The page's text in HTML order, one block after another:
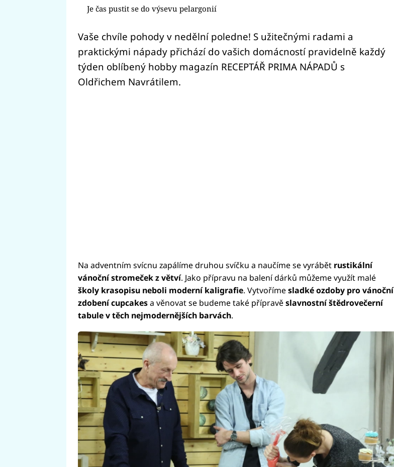
Je čas pustit se do výsevu pelargonií
Vaše chvíle pohody v nedělní poledne! S užitečnými radami a
praktickými nápady přichází do vašich domácností pravidelně každý
týden oblíbený hobby magazín RECEPTÁŘ PRIMA NÁPADŮ s
Oldřichem Navrátilem.
Na adventním svícnu zapálíme druhou svíčku a naučíme se vyrábět rustikální
vánoční stromeček z větví. Jako přípravu na balení dárků můžeme využít malé
školy krasopisu neboli moderní kaligrafie. Vytvořímesladké ozdoby pro vánoční
zdobení cupcakesa věnovat se budeme také přípravěslavnostní štědrovečerní
tabule v těch nejmodernějších barvách.